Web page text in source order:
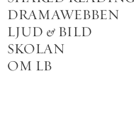
DRAMAWEBBEN
LJUD & BILD
SKOLAN
OM LB